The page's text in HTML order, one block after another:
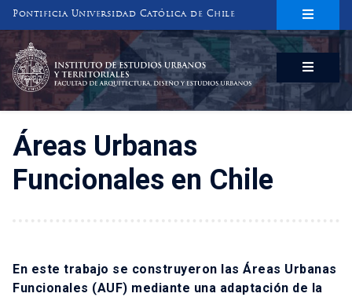
Pontificia Universidad Católica de Chile
INSTITUTO DE ESTUDIOS URBANOS
Y TERRITORIALES
FACULTAD DE ARQUITECTURA, DISEÑO Y ESTUDIOS URBANOS
Áreas Urbanas
Funcionales en Chile
En este trabajo se construyeron las Áreas Urbanas
Funcionales (AUF) mediante una adaptación de la